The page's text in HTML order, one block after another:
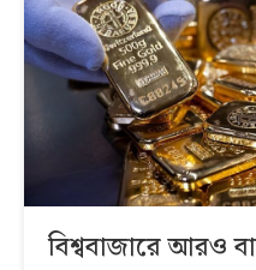
বিশ্ববাজারে আরও